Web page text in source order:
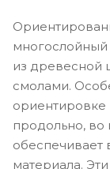
многослойный
из древесной
смолами.
продольно, во
обеспечивает
материала.